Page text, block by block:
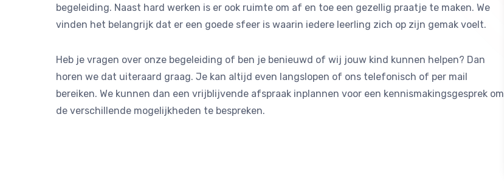
begeleiding. Naast hard werken is er ook ruimte om af en toe een gezellig praatje te maken. We
vinden het belangrijk dat er een goede sfeer is waarin iedere leerling zich op zijn gemak voelt.
Heb je vragen over onze begeleiding of ben je benieuwd of wij jouw kind kunnen helpen? Dan
horen we dat uiteraard graag. Je kan altijd even langslopen of ons telefonisch of per mail
bereiken. We kunnen dan een vrijblijvende afspraak inplannen voor een kennismakingsgesprek om
de verschillende mogelijkheden te bespreken.